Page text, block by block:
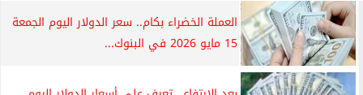
العملة الخضراء بكام.. سعر الدولار اليوم الجمعة
15 مايو 2026 في البنوك...